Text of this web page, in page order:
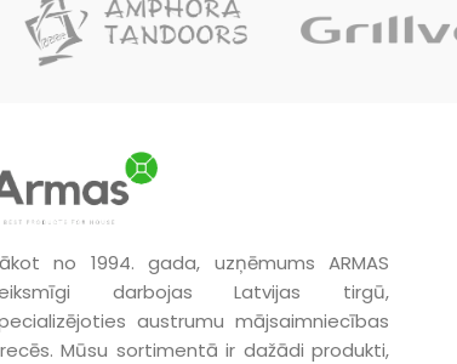
no 1994. gada, uzņēmums ARMAS
darbojas Latvijas tirgū,
austrumu mājsaimniecības
Mūsu sortimentā ir dažādi produkti,